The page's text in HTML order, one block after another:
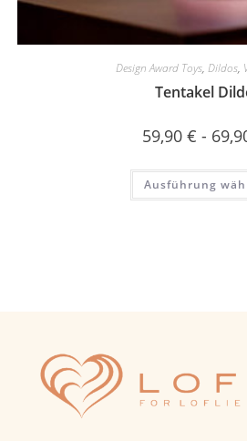
Design Award Toys, Dildos,
Tentakel
59,90 € -
Ausführung